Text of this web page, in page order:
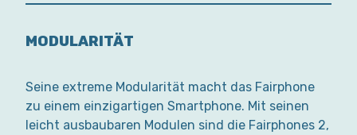
MODULARITÄT
Seine extreme Modularität macht das Fairphone
zu einem einzigartigen Smartphone. Mit seinen
leicht ausbaubaren Modulen sind die Fairphones 2,